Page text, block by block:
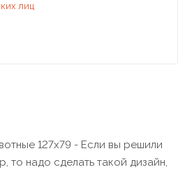
лиц
127х79 - Если вы решили
то надо сделать такой дизайн,